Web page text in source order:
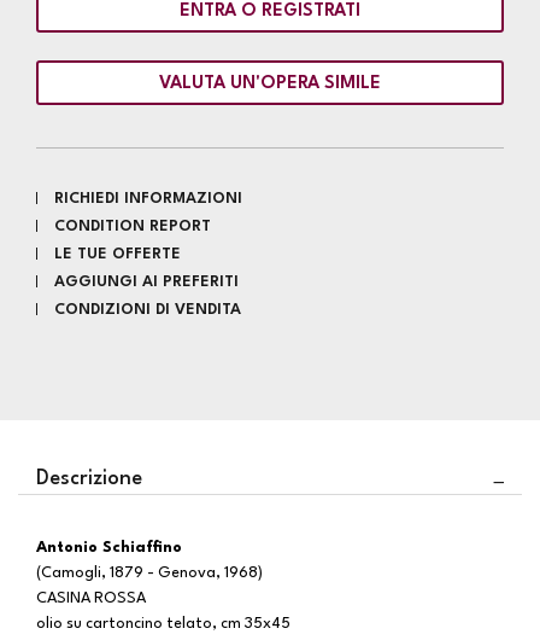
ENTRA O REGISTRATI
VALUTA UN'OPERA SIMILE
RICHIEDI INFORMAZIONI
CONDITION REPORT
LE TUE OFFERTE
AGGIUNGI AI PREFERITI
CONDIZIONI DI VENDITA
Descrizione
Antonio Schiaffino
(Camogli, 1879 - Genova, 1968)
CASINA ROSSA
olio su cartoncino telato, cm 35x45